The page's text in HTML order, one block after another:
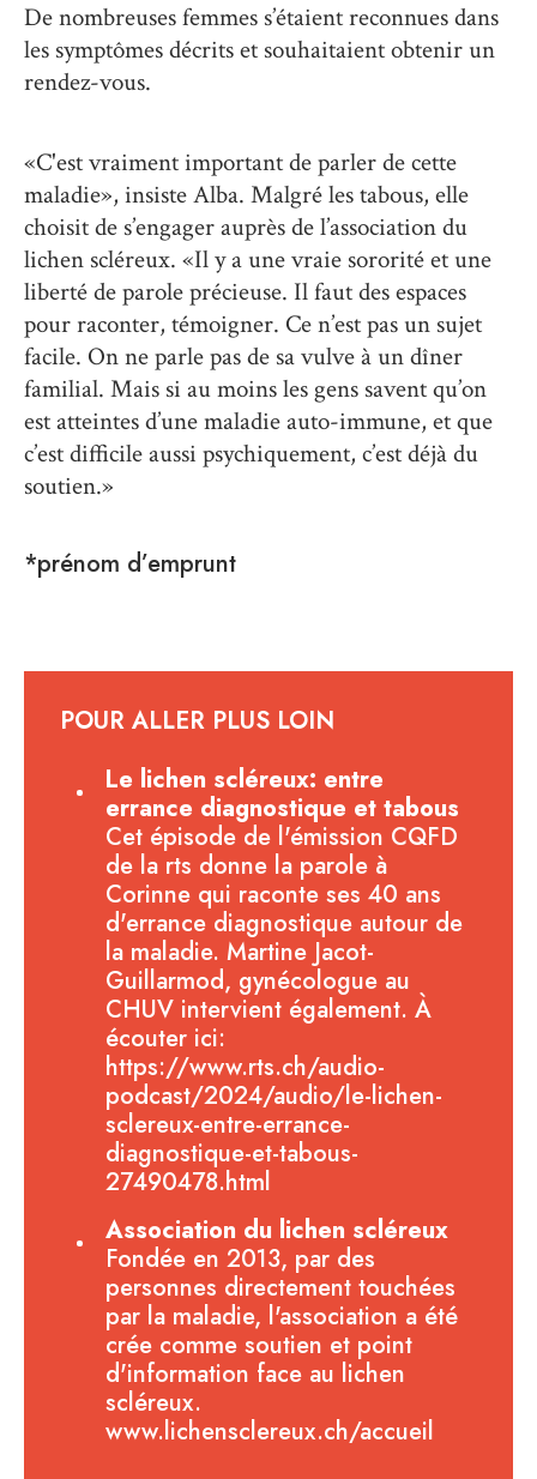
De nombreuses femmes s’étaient reconnues dans
les symptômes décrits et souhaitaient obtenir un
rendez-vous.
«C'est vraiment important de parler de cette
maladie», insiste Alba. Malgré les tabous, elle
choisit de s’engager auprès de l’association du
lichen scléreux. «Il y a une vraie sororité et une
liberté de parole précieuse. Il faut des espaces
pour raconter, témoigner. Ce n’est pas un sujet
facile. On ne parle pas de sa vulve à un dîner
familial. Mais si au moins les gens savent qu’on
est atteintes d’une maladie auto-immune, et que
c’est difficile aussi psychiquement, c’est déjà du
soutien.»
*prénom d’emprunt
POUR ALLER PLUS LOIN
Le lichen scléreux: entre
errance diagnostique et tabous
Cet épisode de l'émission CQFD
de la rts donne la parole à
Corinne qui raconte ses 40 ans
d'errance diagnostique autour de
la maladie. Martine Jacot-
Guillarmod, gynécologue au
CHUV intervient également. À
écouter ici:
https://www.rts.ch/audio-
podcast/2024/audio/le-lichen-
sclereux-entre-errance-
diagnostique-et-tabous-
27490478.html
Association du lichen scléreux
Fondée en 2013, par des
personnes directement touchées
par la maladie, l'association a été
crée comme soutien et point
d'information face au lichen
scléreux.
www.lichensclereux.ch/accueil